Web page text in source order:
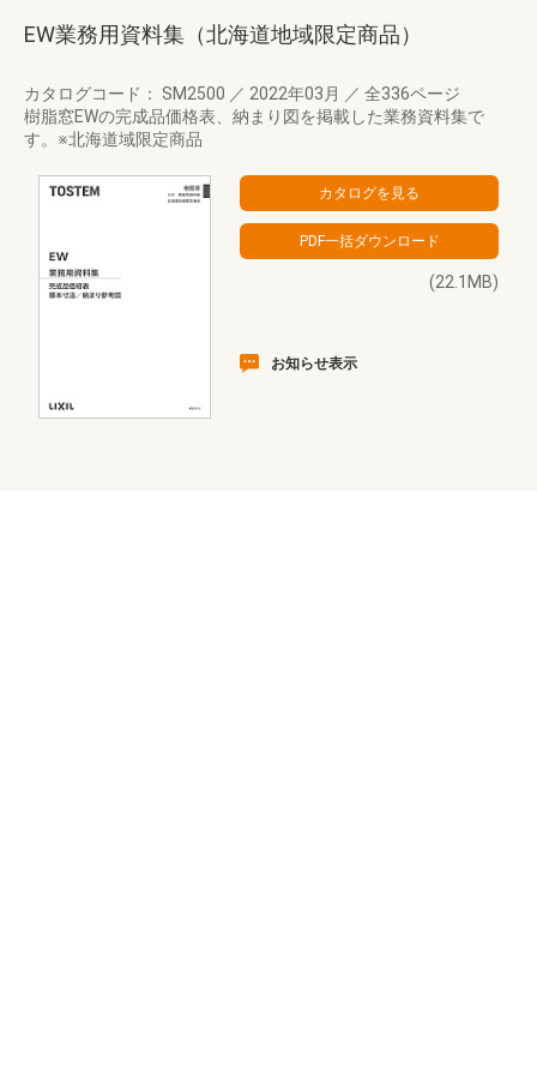
EW業務用資料集（北海道地域限定商品）
カタログコード： SM2500 ／ 2022年03月 ／ 全336ページ
樹脂窓EWの完成品価格表、納まり図を掲載した業務資料集で
す。※北海道域限定商品
(22.1MB)
お知らせ表示